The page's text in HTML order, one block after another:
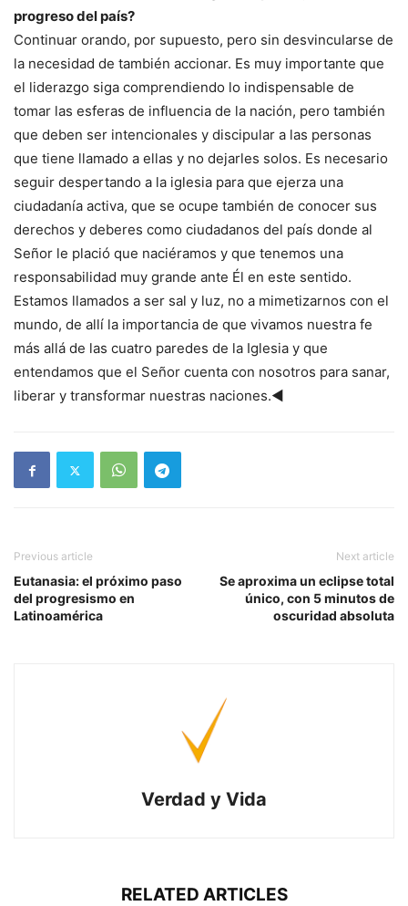
progreso del país?
Continuar orando, por supuesto, pero sin desvincularse de
la necesidad de también accionar. Es muy importante que
el liderazgo siga comprendiendo lo indispensable de
tomar las esferas de influencia de la nación, pero también
que deben ser intencionales y discipular a las personas
que tiene llamado a ellas y no dejarles solos. Es necesario
seguir despertando a la iglesia para que ejerza una
ciudadanía activa, que se ocupe también de conocer sus
derechos y deberes como ciudadanos del país donde al
Señor le plació que naciéramos y que tenemos una
responsabilidad muy grande ante Él en este sentido.
Estamos llamados a ser sal y luz, no a mimetizarnos con el
mundo, de allí la importancia de que vivamos nuestra fe
más allá de las cuatro paredes de la Iglesia y que
entendamos que el Señor cuenta con nosotros para sanar,
liberar y transformar nuestras naciones.◄
Previous article
Eutanasia: el próximo paso
del progresismo en
Latinoamérica
Next article
Se aproxima un eclipse total
único, con 5 minutos de
oscuridad absoluta
Verdad y Vida
RELATED ARTICLES